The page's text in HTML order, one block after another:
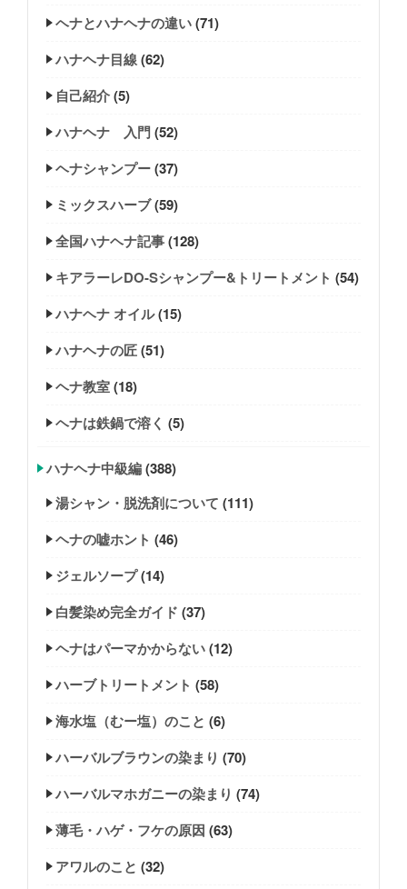
ヘナとハナヘナの違い(71)
ハナヘナ目線(62)
自己紹介(5)
ハナヘナ 入門(52)
ヘナシャンプー(37)
ミックスハーブ(59)
全国ハナヘナ記事(128)
キアラーレDO-Sシャンプー&トリートメント (54)
ハナヘナ オイル(15)
ハナヘナの匠(51)
ヘナ教室(18)
ヘナは鉄鍋で溶く (5)
ハナヘナ中級編(388)
湯シャン・脱洗剤について (111)
ヘナの嘘ホント (46)
ジェルソープ(14)
白髪染め完全ガイド (37)
ヘナはパーマかからない(12)
ハーブトリートメント (58)
海水塩（むー塩）のこと (6)
ハーバルブラウンの染まり (70)
ハーバルマホガニーの染まり (74)
薄毛・ハゲ・フケの原因 (63)
アワルのこと (32)